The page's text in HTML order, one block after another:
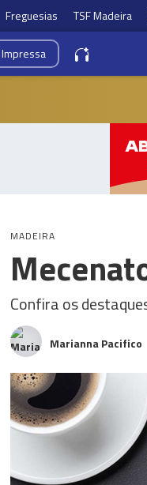
Freguesias TSF Madeira
Impressa
MADEIRA
Confira os
Marianna Pacifico